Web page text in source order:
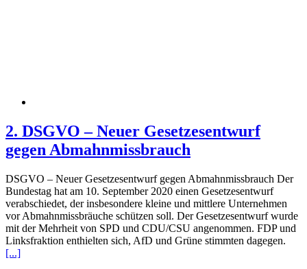
2. DSGVO – Neuer Gesetzesentwurf
gegen Abmahnmissbrauch
DSGVO – Neuer Gesetzesentwurf gegen Abmahnmissbrauch Der
Bundestag hat am 10. September 2020 einen Gesetzesentwurf
verabschiedet, der insbesondere kleine und mittlere Unternehmen
vor Abmahnmissbräuche schützen soll. Der Gesetzesentwurf wurde
mit der Mehrheit von SPD und CDU/CSU angenommen. FDP und
Linksfraktion enthielten sich, AfD und Grüne stimmten dagegen.
[...]